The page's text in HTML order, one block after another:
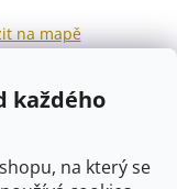
každého
na který se
na mapě